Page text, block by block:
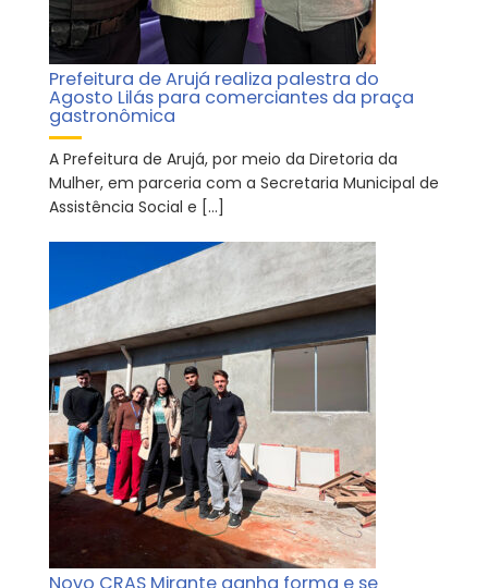
Prefeitura de Arujá realiza palestra do
Agosto Lilás para comerciantes da praça
gastronômica
A Prefeitura de Arujá, por meio da Diretoria da
Mulher, em parceria com a Secretaria Municipal de
Assistência Social e […]